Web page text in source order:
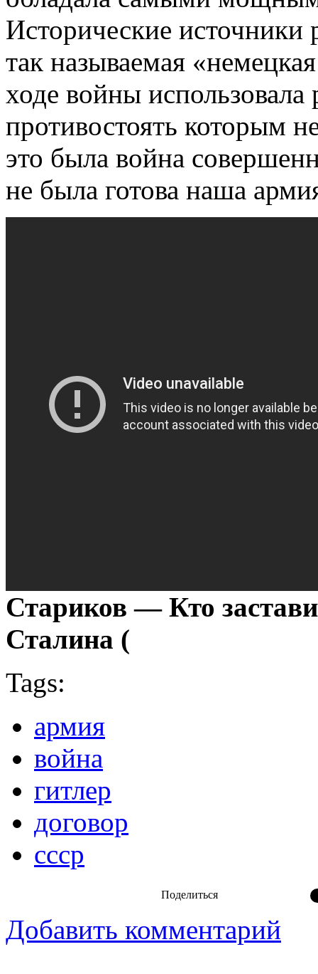
Исторические источники
так называемая
ходе войны
противостоять которым
это была война
не была готова наша
Стариков — Кто
Сталина (
Tags:
армия
война
гитлер
договор
ссср
Поделиться
Добавить комментарий